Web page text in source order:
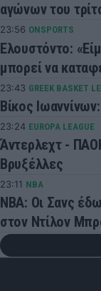
αγώνων του
23:56 ONSPORTS
Ελουστόντο:
μπορεί να
23:43 GREEK BASKET
Βίκος
23:24 EUROPA LEAGUE
Άντερλεχτ -
Βρυξέλλες
23:11 NBA
ΝΒΑ: Οι Σανς
στον Ντίλον